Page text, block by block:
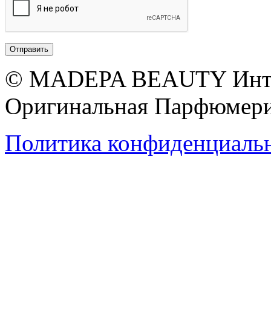
© MADEPA BEAUTY
Оригинальная
Политика